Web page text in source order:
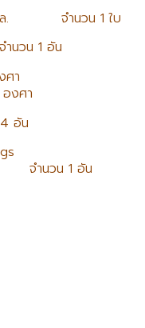
มล. จำนวน 1 ใบ
น 1 อัน
ศา
องศา
อัน
อัน